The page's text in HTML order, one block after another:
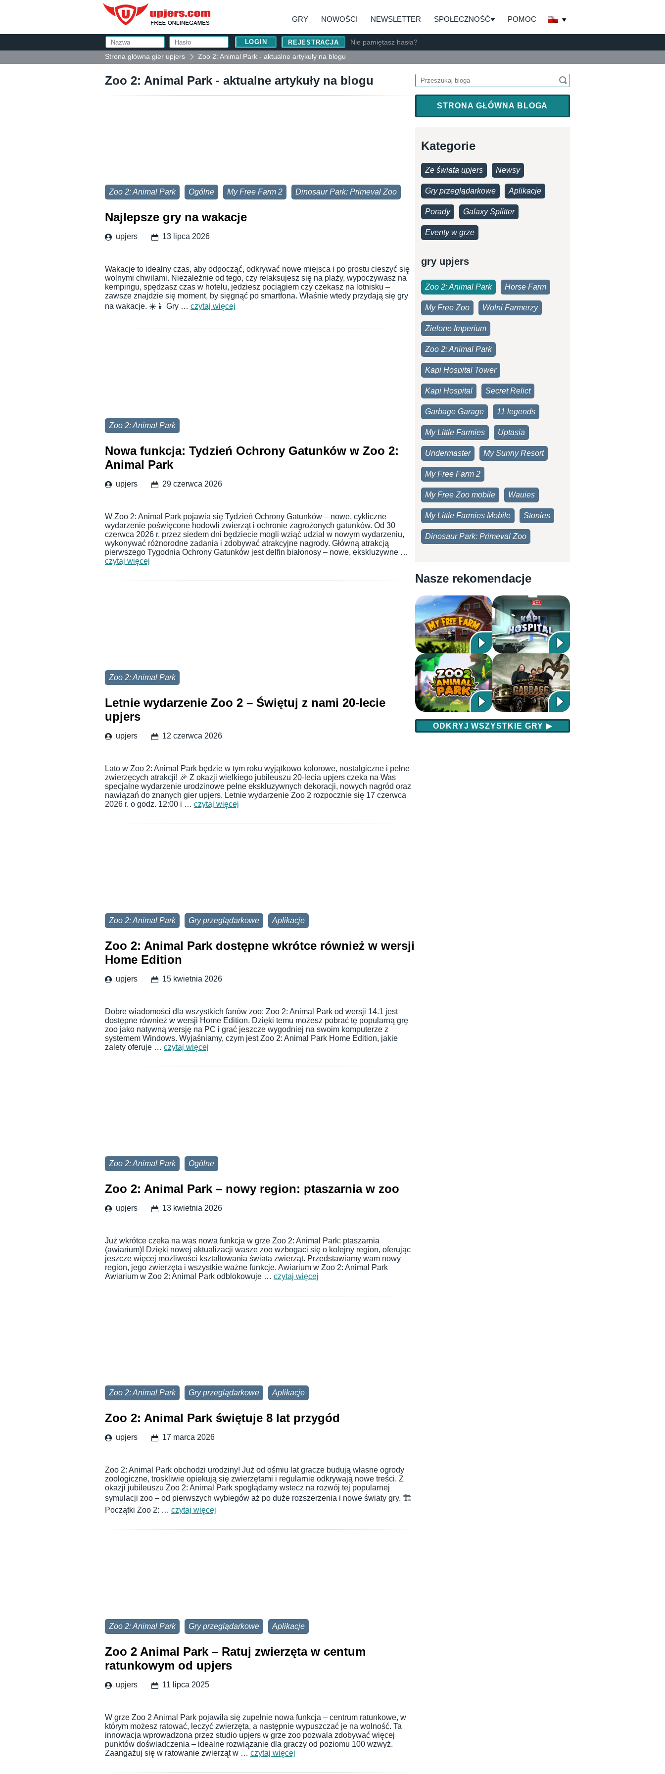
GRY NOWOŚCI NEWSLETTER SPOŁECZNOŚĆ POMOC
REJESTRACJA
Nie pamiętasz hasła?
Strona główna gier upjers
Zoo 2: Animal Park - aktualne artykuły na blogu
Zoo 2: Animal Park - aktualne artykuły na blogu
Zoo 2: Animal Park Ogólne My Free Farm 2 Dinosaur Park: Primeval Zoo
Najlepsze gry na wakacje
upjers 13 lipca 2026
Wakacje to idealny czas, aby odpocząć, odkrywać nowe miejsca i po prostu cieszyć się
wolnymi chwilami. Niezależnie od tego, czy relaksujesz się na plaży, wypoczywasz na
kempingu, spędzasz czas w hotelu, jedziesz pociągiem czy czekasz na lotnisku –
zawsze znajdzie się moment, by sięgnąć po smartfona. Właśnie wtedy przydają się gry
na wakacje. ☀️📱 Gry … czytaj więcej
Zoo 2: Animal Park
Nowa funkcja: Tydzień Ochrony Gatunków w Zoo 2:
Animal Park
upjers 29 czerwca 2026
W Zoo 2: Animal Park pojawia się Tydzień Ochrony Gatunków – nowe, cykliczne
wydarzenie poświęcone hodowli zwierząt i ochronie zagrożonych gatunków. Od 30
czerwca 2026 r. przez siedem dni będziecie mogli wziąć udział w nowym wydarzeniu,
wykonywać różnorodne zadania i zdobywać atrakcyjne nagrody. Główną atrakcją
pierwszego Tygodnia Ochrony Gatunków jest delfin białonosy – nowe, ekskluzywne …
czytaj więcej
Zoo 2: Animal Park
Letnie wydarzenie Zoo 2 – Świętuj z nami 20-lecie
upjers
upjers 12 czerwca 2026
Lato w Zoo 2: Animal Park będzie w tym roku wyjątkowo kolorowe, nostalgiczne i pełne
zwierzęcych atrakcji! 🎉 Z okazji wielkiego jubileuszu 20-lecia upjers czeka na Was
specjalne wydarzenie urodzinowe pełne ekskluzywnych dekoracji, nowych nagród oraz
nawiązań do znanych gier upjers. Letnie wydarzenie Zoo 2 rozpocznie się 17 czerwca
2026 r. o godz. 12:00 i … czytaj więcej
Zoo 2: Animal Park Gry przeglądarkowe Aplikacje
Zoo 2: Animal Park dostępne wkrótce również w wersji
Home Edition
upjers 15 kwietnia 2026
Dobre wiadomości dla wszystkich fanów zoo: Zoo 2: Animal Park od wersji 14.1 jest
dostępne również w wersji Home Edition. Dzięki temu możesz pobrać tę popularną grę
zoo jako natywną wersję na PC i grać jeszcze wygodniej na swoim komputerze z
systemem Windows. Wyjaśniamy, czym jest Zoo 2: Animal Park Home Edition, jakie
zalety oferuje … czytaj więcej
Zoo 2: Animal Park Ogólne
Zoo 2: Animal Park – nowy region: ptaszarnia w zoo
upjers 13 kwietnia 2026
Już wkrótce czeka na was nowa funkcja w grze Zoo 2: Animal Park: ptaszarnia
(awiarium)! Dzięki nowej aktualizacji wasze zoo wzbogaci się o kolejny region, oferując
jeszcze więcej możliwości kształtowania świata zwierząt. Przedstawiamy wam nowy
region, jego zwierzęta i wszystkie ważne funkcje. Awiarium w Zoo 2: Animal Park
Awiarium w Zoo 2: Animal Park odblokowuje … czytaj więcej
Zoo 2: Animal Park Gry przeglądarkowe Aplikacje
Zoo 2: Animal Park świętuje 8 lat przygód
upjers 17 marca 2026
Zoo 2: Animal Park obchodzi urodziny! Już od ośmiu lat gracze budują własne ogrody
zoologiczne, troskliwie opiekują się zwierzętami i regularnie odkrywają nowe treści. Z
okazji jubileuszu Zoo 2: Animal Park spoglądamy wstecz na rozwój tej popularnej
symulacji zoo – od pierwszych wybiegów aż po duże rozszerzenia i nowe światy gry. 🏗️
Początki Zoo 2: … czytaj więcej
Zoo 2: Animal Park Gry przeglądarkowe Aplikacje
Zoo 2 Animal Park – Ratuj zwierzęta w centum
ratunkowym od upjers
upjers 11 lipca 2025
W grze Zoo 2 Animal Park pojawiła się zupełnie nowa funkcja – centrum ratunkowe, w
którym możesz ratować, leczyć zwierzęta, a następnie wypuszczać je na wolność. Ta
innowacja wprowadzona przez studio upjers w grze zoo pozwala zdobywać więcej
punktów doświadczenia – idealne rozwiązanie dla graczy od poziomu 100 wzwyż.
Zaangażuj się w ratowanie zwierząt w … czytaj więcej
STRONA GŁÓWNA BLOGA
Kategorie
Ze świata upjers Newsy
Gry przeglądarkowe Aplikacje
Porady Galaxy Splitter
Eventy w grze
gry upjers
Zoo 2: Animal Park Horse Farm
My Free Zoo Wolni Farmerzy
Zielone Imperium
Zoo 2: Animal Park
Kapi Hospital Tower
Kapi Hospital Secret Relict
Garbage Garage 11 legends
My Little Farmies Uptasia
Undermaster My Sunny Resort
My Free Farm 2
My Free Zoo mobile Wauies
My Little Farmies Mobile Stonies
Dinosaur Park: Primeval Zoo
Nasze rekomendacje
ODKRYJ WSZYSTKIE GRY ▶